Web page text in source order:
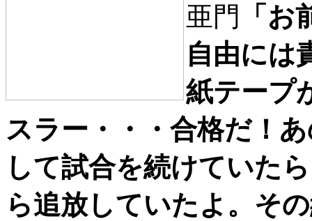
亜門
「
自由には
紙テープ
スラー・・・合格だ！
して試合を続けていた
ら追放していたよ。そ